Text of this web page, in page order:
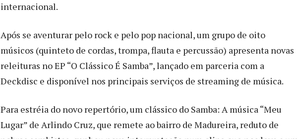
internacional.
Após se aventurar pelo rock e pelo pop nacional, um grupo de oito
músicos (quinteto de cordas, trompa, flauta e percussão) apresenta novas
releituras no EP “O Clássico É Samba”, lançado em parceria com a
Deckdisc e disponível nos principais serviços de streaming de música.
Para estréia do novo repertório, um clássico do Samba: A música “Meu
Lugar” de Arlindo Cruz, que remete ao bairro de Madureira, reduto de